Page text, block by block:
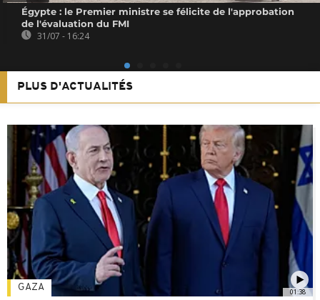
Égypte : le Premier ministre se félicite de l'approbation
de l'évaluation du FMI
31/07 - 16:24
PLUS D'ACTUALITÉS
01:38
GAZA